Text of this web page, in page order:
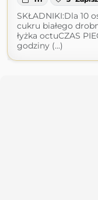
SKŁADNIKI:Dla 10
cukru białego
łyżka octuCZAS
godziny (...)